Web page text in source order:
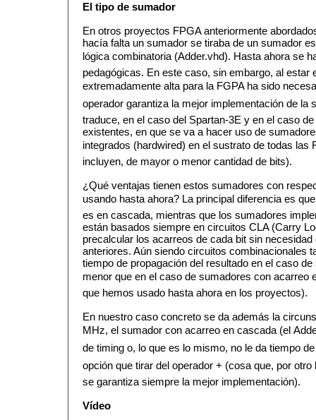
El tipo de sumador
En otros proyectos FPGA anteriormente
hacía falta un sumador se tiraba de un sumador
lógica combinatoria (Adder.vhd). Hasta ahora se
pedagógicas. En este caso, sin embargo, al estar
extremadamente alta para la FGPA ha sido
operador garantiza la mejor implementación de
traduce, en el caso del Spartan-3E y en el caso
existentes, en que se va a hacer uso de
integrados (hardwired) en el sustrato de todas
incluyen, de mayor o menor cantidad de bits).
¿Qué ventajas tienen estos sumadores con
usando hasta ahora? La principal diferencia es que
es en cascada, mientras que los sumadores
están basados siempre en circuitos CLA (Carry
precalcular los acarreos de cada bit sin
anteriores. Aún siendo circuitos combinacionales
tiempo de propagación del resultado en el caso
menor que en el caso de sumadores con acarreo
que hemos usado hasta ahora en los proyectos).
En nuestro caso concreto se da además la
MHz, el sumador con acarreo en cascada (el
de timing o, lo que es lo mismo, no le da tiempo
opción que tirar del operador + (cosa que, por
se garantiza siempre la mejor implementación).
Vídeo